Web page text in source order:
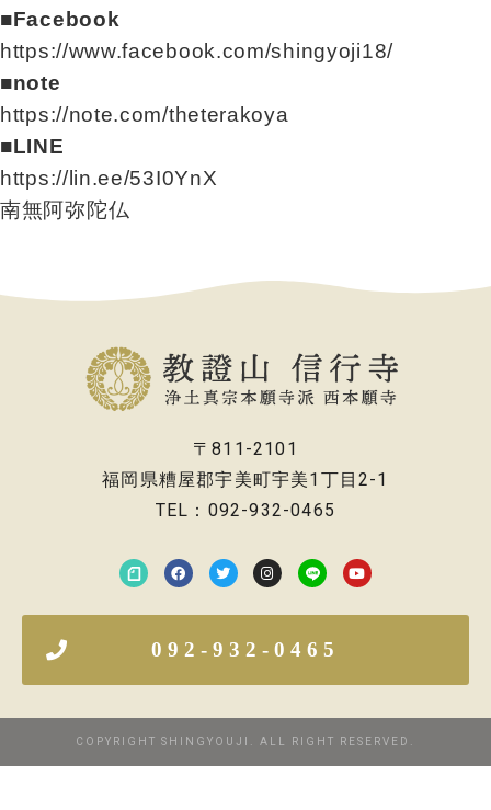
■Facebook
https://www.facebook.com/shingyoji18/
■note
https://note.com/theterakoya
■LINE
https://lin.ee/53I0YnX
南無阿弥陀仏
〒811-2101
福岡県糟屋郡宇美町宇美1丁目2-1
TEL：092-932-0465
092-932-0465
COPYRIGHT SHINGYOUJI. ALL RIGHT RESERVED.